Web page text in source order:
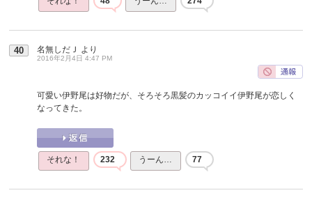
40 名無しだＪ より
2016年2月4日 4:47 PM
可愛い伊野尾は好物だが、そろそろ黒髪のカッコイイ伊野尾が恋しく
なってきた。
それな！ 232 うーん… 77